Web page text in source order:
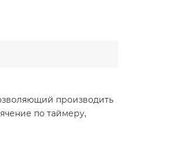
производить
по таймеру,